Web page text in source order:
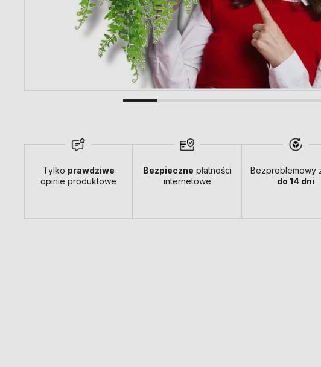
Tylko prawdziwe
opinie produktowe
Bezpieczne płatności
internetowe
Bezproblemowy
do 14 dni